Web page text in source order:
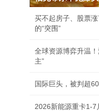
买不起房子、股票
的“突围”
全球资源博弈升温
主”
国际巨头，被判超
2026新能源重卡1-7